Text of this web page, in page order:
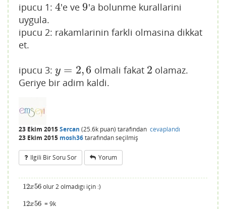
ipucu 1: 4
4'e ve 9
9'a bolunme kurallarini
uygula.
ipucu 2: rakamlarinin farkli olmasina dikkat
et.
ipucu 3: y = 2,6
y=2, 6 olmali fakat 2
2 olamaz.
Geriye bir adim kaldi.
23 Ekim 2015Sercan (25.6k puan) tarafından cevaplandı
23 Ekim 2015 mosh36tarafındanseçilmiş
Ilgili Bir Soru Sor Yorum
12x56
12x56 olur 2 olmadıgı için :)
12x56
12x56 = 9k